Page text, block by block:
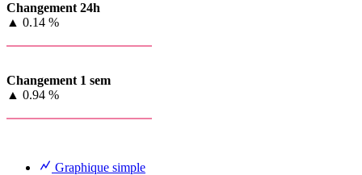
Changement 24h
▲ 0.14 %
Changement 1 sem
▲ 0.94 %
Graphique simple